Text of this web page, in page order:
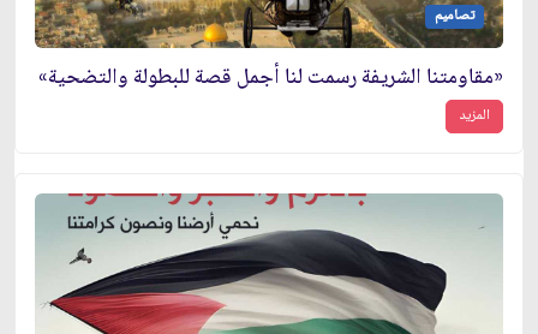
تصاميم
«مقاومتنا الشريفة رسمت لنا أجمل قصة للبطولة والتضحية»
المزيد